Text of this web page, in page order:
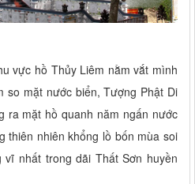
vực hồ Thủy Liêm nằm vắt mình
so mặt nước biển, Tượng Phật Di
ra mặt hồ quanh năm ngấn nước
thiên nhiên khổng lồ bốn mùa soi
nhất trong dãi Thất Sơn huyền